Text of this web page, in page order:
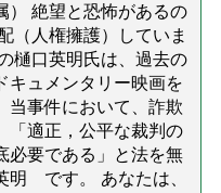
） 絶望と恐怖があるの
（人権擁護）していま
口英明氏は、過去の
キュメンタリー映画を
事件において、詐欺
「適正，公平な裁判の
必要である」と法を無
明 です。 あなたは、